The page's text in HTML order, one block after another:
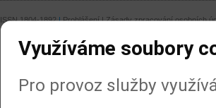
ISSN 1804-1892| Prohlášení|Zásady zpracování osobních
Využíváme soubory
Pro provoz služby